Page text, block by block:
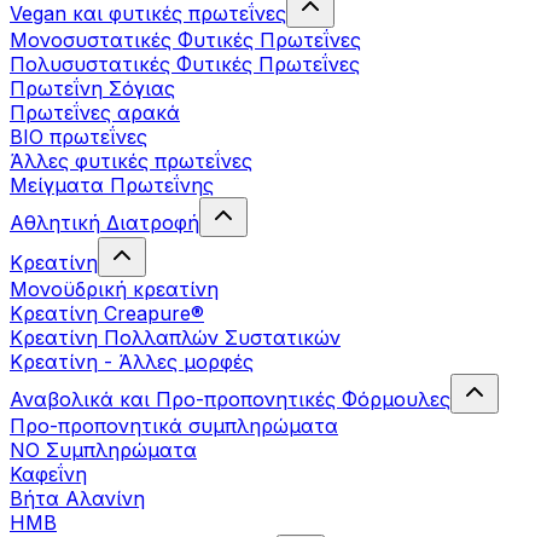
Vegan και φυτικές πρωτεΐνες
Μονοσυστατικές Φυτικές Πρωτεΐνες
Πολυσυστατικές Φυτικές Πρωτεΐνες
Πρωτεΐνη Σόγιας
Πρωτεΐνες αρακά
ΒIO πρωτεΐνες
Άλλες φυτικές πρωτεΐνες
Μείγματα Πρωτεΐνης
Αθλητική Διατροφή
Κρεατίνη
Μονοϋδρική κρεατίνη
Κρεατίνη Creapure®
Κρεατίνη Πολλαπλών Συστατικών
Κρεατίνη - Άλλες μορφές
Αναβολικά και Προ-προπονητικές Φόρμουλες
Προ-προπονητικά συμπληρώματα
ΝΟ Συμπληρώματα
Καφεΐνη
Βήτα Αλανίνη
HMB